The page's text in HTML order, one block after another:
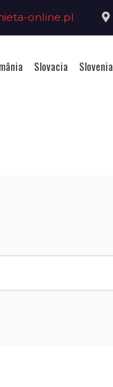
online.pl
Slovacia Slovenia